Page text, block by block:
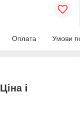
Оплата Умови
і